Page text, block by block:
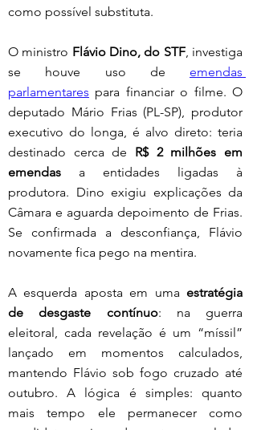
como possível substituta.
O ministro Flávio Dino, do STF, investiga
se houve uso de emendas
parlamentares para financiar o filme. O
deputado Mário Frias (PL-SP), produtor
executivo do longa, é alvo direto: teria
destinado cerca de R$ 2 milhões em
emendas a entidades ligadas à
produtora. Dino exigiu explicações da
Câmara e aguarda depoimento de Frias.
Se confirmada a desconfiança, Flávio
novamente fica pego na mentira.
A esquerda aposta em uma estratégia
de desgaste contínuo: na guerra
eleitoral, cada revelação é um “míssil”
lançado em momentos calculados,
mantendo Flávio sob fogo cruzado até
outubro. A lógica é simples: quanto
mais tempo ele permanecer como